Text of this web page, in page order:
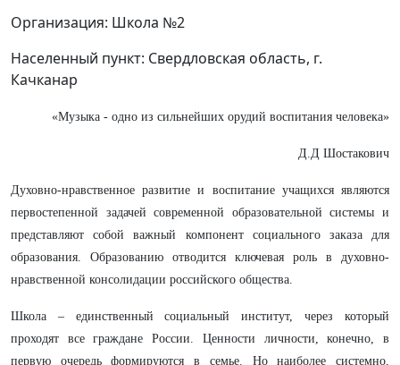
Организация: Школа №2
Населенный пункт: Свердловская область, г.
Качканар
«Музыка - одно из сильнейших орудий воспитания человека»
Д.Д Шостакович
Духовно-нравственное развитие и воспитание учащихся являются
первостепенной задачей современной образовательной системы и
представляют собой важный компонент социального заказа для
образования. Образованию отводится ключевая роль в духовно-
нравственной консолидации российского общества.
Школа – единственный социальный институт, через который
проходят все граждане России. Ценности личности, конечно, в
первую очередь формируются в семье. Но наиболее системно,